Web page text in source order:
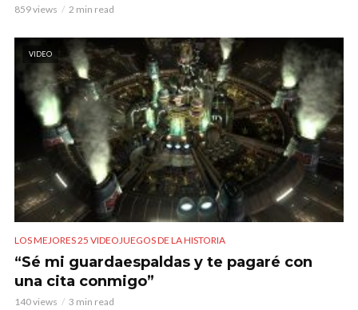
859 views 2 min read
VIDEO
LOS MEJORES 25 VIDEOJUEGOS DE LA HISTORIA
“Sé mi guardaespaldas y te pagaré con
una cita conmigo”
140 views 3 min read